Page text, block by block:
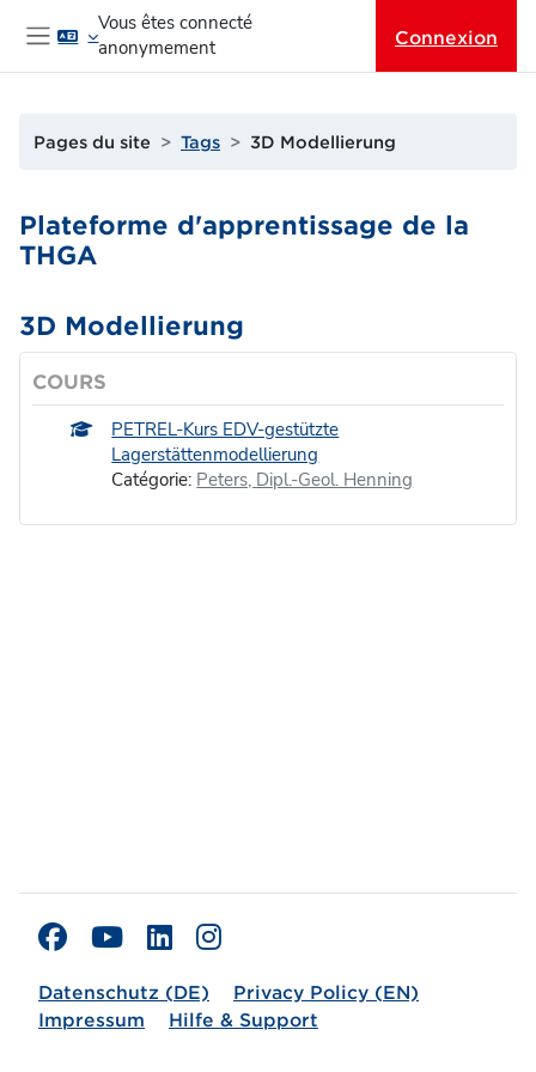
Passer au contenu principal
Panneau latéral
Vous êtes connecté
anonymement
Connexion
Pages du site Tags 3D Modellierung
Plateforme d'apprentissage de la
THGA
3D Modellierung
COURS
PETREL-Kurs EDV-gestützte
Lagerstättenmodellierung
Catégorie: Peters, Dipl.-Geol. Henning
Datenschutz (DE)
Privacy Policy (EN)
Impressum
Hilfe & Support